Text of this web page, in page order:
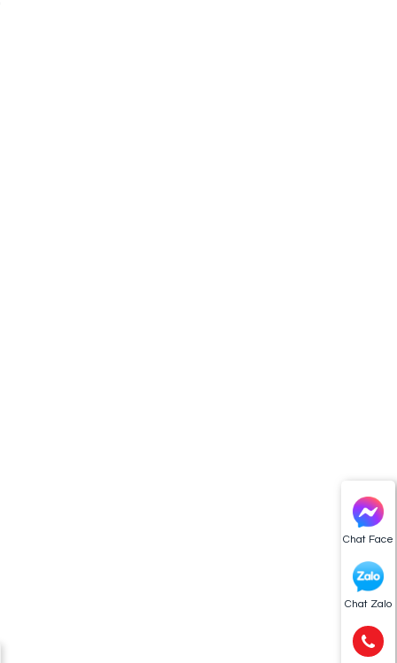
Chat Face
Chat Zalo